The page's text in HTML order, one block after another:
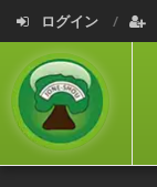
ログイン